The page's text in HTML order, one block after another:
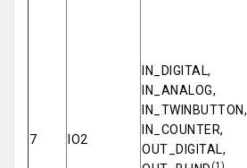
7 IO2
IN_DIGITAL,
IN_ANALOG,
IN_TWINBUTTON,
IN_COUNTER,
OUT_DIGITAL,